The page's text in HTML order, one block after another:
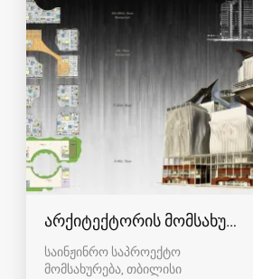
არქიტექტორის მომსახურება
საინჟინრო საპროექტო
მომსახურება თბილისი